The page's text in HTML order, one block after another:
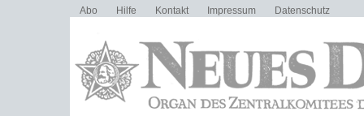
Abo Hilfe Kontakt Impressum Datenschutz